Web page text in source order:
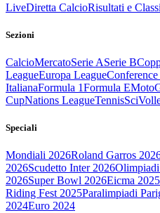
LiveDiretta CalcioRisultati e
Sezioni
CalcioMercatoSerie ASerie B
LeagueEuropa League
ItalianaFormula 1Formula E
CupNations LeagueTennisSci
Speciali
Mondiali 2026Roland Garros
2026Scudetto Inter 2026
2026Super Bowl 2026Eicma 2025
Riding Fest 2025Paralimpiadi
2024Euro 2024